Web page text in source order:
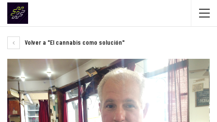
Volver a "El cannabis como solución"